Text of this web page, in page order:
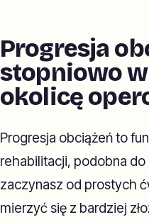
Progresja
stopniowo
okolicę
Progresja obciążeń to
rehabilitacji, podobna
zaczynasz od prostych
mierzyć się z bardziej